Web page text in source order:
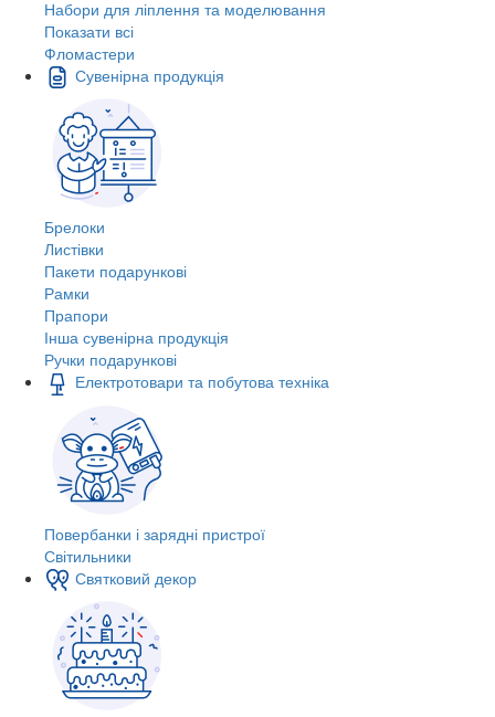
Набори для ліплення та моделювання
Показати всі
Фломастери
Сувенірна продукція
Брелоки
Листівки
Пакети подарункові
Рамки
Прапори
Інша сувенірна продукція
Ручки подарункові
Електротовари та побутова техніка
Повербанки і зарядні пристрої
Світильники
Святковий декор